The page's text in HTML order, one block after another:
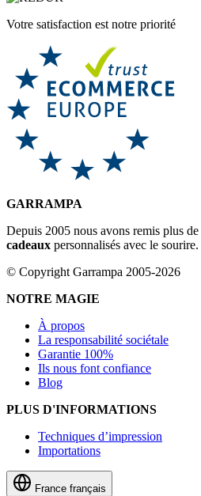
Votre satisfaction est notre priorité
GARRAMPA
Depuis 2005 nous avons remis plus de
cadeaux personnalisés avec le sourire.
© Copyright Garrampa 2005-2026
NOTRE MAGIE
À propos
La responsabilité sociétale
Garantie 100%
Ils nous font confiance
Blog
PLUS D'INFORMATIONS
Techniques d’impression
Importations
France français